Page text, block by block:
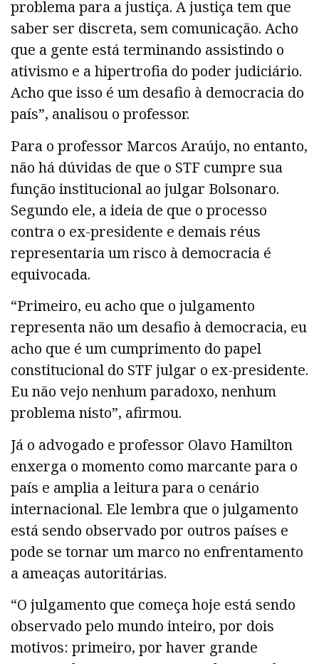
problema para a justiça. A justiça tem que
saber ser discreta, sem comunicação. Acho
que a gente está terminando assistindo o
ativismo e a hipertrofia do poder judiciário.
Acho que isso é um desafio à democracia do
país”, analisou o professor.
Para o professor Marcos Araújo, no entanto,
não há dúvidas de que o STF cumpre sua
função institucional ao julgar Bolsonaro.
Segundo ele, a ideia de que o processo
contra o ex-presidente e demais réus
representaria um risco à democracia é
equivocada.
“Primeiro, eu acho que o julgamento
representa não um desafio à democracia, eu
acho que é um cumprimento do papel
constitucional do STF julgar o ex-presidente.
Eu não vejo nenhum paradoxo, nenhum
problema nisto”, afirmou.
Já o advogado e professor Olavo Hamilton
enxerga o momento como marcante para o
país e amplia a leitura para o cenário
internacional. Ele lembra que o julgamento
está sendo observado por outros países e
pode se tornar um marco no enfrentamento
a ameaças autoritárias.
“O julgamento que começa hoje está sendo
observado pelo mundo inteiro, por dois
motivos: primeiro, por haver grande